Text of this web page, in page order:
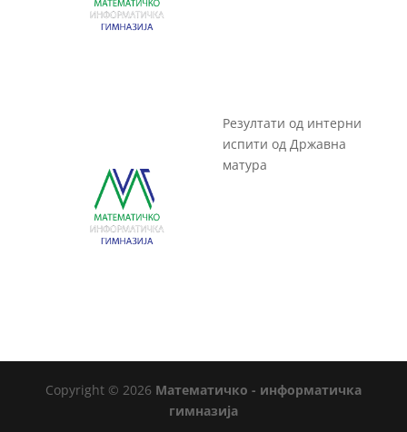
Резултати од интерни
испити од Државна
матура
Copyright © 2026 Математичко - информатичка
гимназија